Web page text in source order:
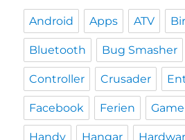
Android Apps ATV
Bluetooth Bug Smasher
Controller Crusader
Facebook Ferien
Handy Hangar